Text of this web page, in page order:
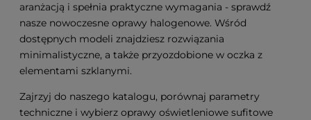
aranżacją i spełnia praktyczne wymagania - sprawdź
nasze nowoczesne oprawy halogenowe. Wśród
dostępnych modeli znajdziesz rozwiązania
minimalistyczne, a także przyozdobione w oczka z
elementami szklanymi.
Zajrzyj do naszego katalogu, porównaj parametry
techniczne i wybierz oprawy oświetleniowe sufitowe